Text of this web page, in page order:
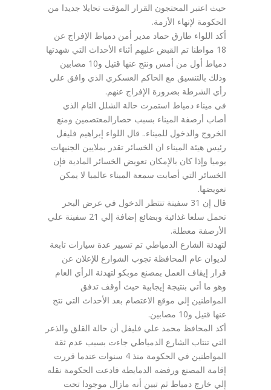
حيث اعتبر المحتجون القرار المؤقت تحايلا جديدا من
الحكومة لإنهاء الأزمة.
أكد اللواء طارق حماد مدير أمن دمياط الإفراج عن
18 مواطنا تم القبض عليهم أثناء الأحداث التي شهدتها
دمياط أول من أمس ونتج عنها قتيل و10 مصابين
وذلك بالتنسيق مع الحاكم العسكري الذي وافق علي
رأي الشرطة بضرورة الإفراج عنهم.
في ميناء دمياط استمرت حالة الشلل التام الذي
أصاب أرصفة الميناء بسبب حصارالمعتصمين ومنع
الخروج والدخول للميناء.. قال اللواء إبراهيم فليفل
رئيس هيئة الميناء ان الخسائر تقدر بملايين الجنيهات
يوميا وإذا كان بالإمكان تعويض الخسائر المادية فإن
الخسائر التي أصابت سمعة الميناء عالميا لا يمكن
تعويضها.
قال إن 31 سفينة تنتظر الدخول في عرض البحر
تحمل سلعا غذائية وبضائع إضافة إلي 21 سفينة علي
الأرصفة معطلة.
لتهدئة الشارع الدمياطي تم تسيير عدة سيارات تابعة
لديوان عام المحافظة تجوب الشوارع للإعلان عن
قرار إيقاف العمل بمصنع موبكو لتهدئة الرأي العام
وهو ما أتي بنتيجة إيجابية حيث أوقف تدفق
المواطنين إلي موقع الاعتصام بعد الأحداث التي نتج
عنها قتيل و10 مصابين.
أكد المحافظ محمد علي فليفل أن حالة القلق والذعر
التي تنتاب الشارع الدمياطي جاءت بسبب عدم ثقة
المواطنين في الحكومة منذ 4 سنوات عندما قررت
إقامة المصنع ورفضه الدمايطة فادعت الحكومة نقله
إلي خارج دمياط ثم تبين أنه مازال موجودا تحت